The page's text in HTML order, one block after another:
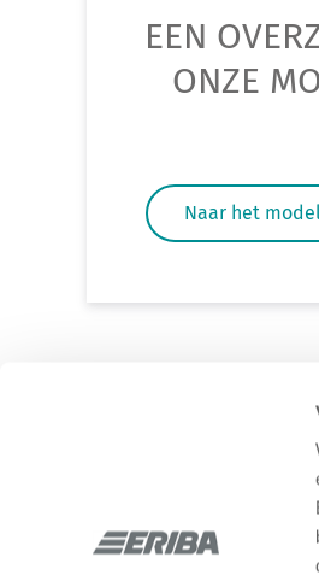
EEN
ONZE
Naar het
Blijf in contact met ons